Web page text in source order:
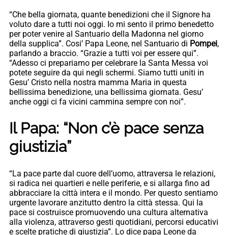
“Che bella giornata, quante benedizioni che il Signore ha
voluto dare a tutti noi oggi. Io mi sento il primo benedetto
per poter venire al Santuario della Madonna nel giorno
della supplica”. Cosi’ Papa Leone, nel Santuario di Pompei,
parlando a braccio. “Grazie a tutti voi per essere qui”.
“Adesso ci prepariamo per celebrare la Santa Messa voi
potete seguire da qui negli schermi. Siamo tutti uniti in
Gesu’ Cristo nella nostra mamma Maria in questa
bellissima benedizione, una bellissima giornata. Gesu’
anche oggi ci fa vicini cammina sempre con noi”.
Il Papa: “Non c’è pace senza
giustizia”
“La pace parte dal cuore dell’uomo, attraversa le relazioni,
si radica nei quartieri e nelle periferie, e si allarga fino ad
abbracciare la città intera e il mondo. Per questo sentiamo
urgente lavorare anzitutto dentro la città stessa. Qui la
pace si costruisce promuovendo una cultura alternativa
alla violenza, attraverso gesti quotidiani, percorsi educativi
e scelte pratiche di giustizia”. Lo dice papa Leone da